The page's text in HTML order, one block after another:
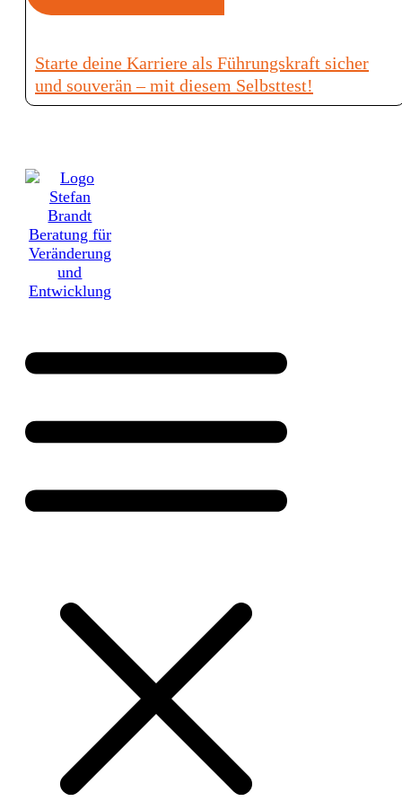
Starte deine Karriere als Führungskraft sicher
und souverän – mit diesem Selbsttest!